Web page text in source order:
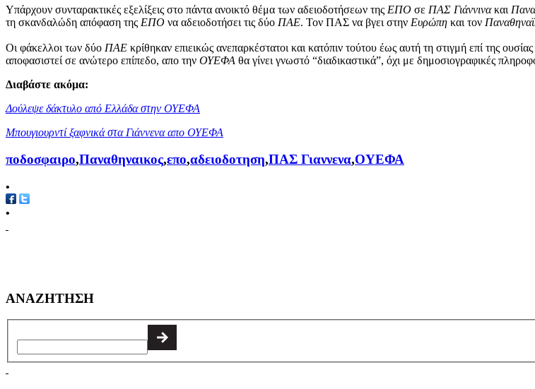
Υπάρχουν συνταρακτικές εξελίξεις στο πάντα ανοικτό θέμα των αδειοδοτήσεων της ΕΠΟ σε ΠΑΣ Γιάννινακαι
τη σκανδαλώδη απόφαση της ΕΠΟ να αδειοδοτήσει τις δύο ΠΑΕ. Τον ΠΑΣ να βγει στην Ευρώπη και τον
Οι φάκελλοι των δύο ΠΑΕ κρίθηκαν επιεικώς ανεπαρκέστατοι και κατόπιν τούτου έως αυτή τη στιγμή επί της
αποφασιστεί σε ανώτερο επίπεδο, απο την ΟΥΕΦΑ θα γίνει γνωστό “διαδικαστικά”, όχι με δημοσιογραφικές
Διαβάστε ακόμα:
Δούλεψε δάκτυλο από Ελλάδα στην ΟΥΕΦΑ
Μπουγιουρντί ξαφνικά στα Γιάννενα απο ΟΥΕΦΑ
ποδοσφαιρο,Παναθηναικος,επο,αδειοδοτηση,ΠΑΣ Γιαννενα,ΟΥΕΦΑ
•
•
ΑΝΑΖΗΤΗΣΗ